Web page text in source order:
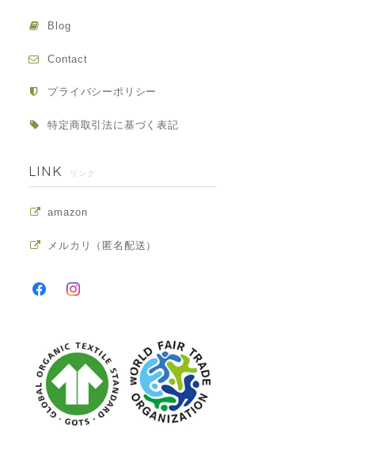
Blog
Contact
プライバシーポリシー
特定商取引法に基づく表記
LINK リンク
amazon
メルカリ（匿名配送）